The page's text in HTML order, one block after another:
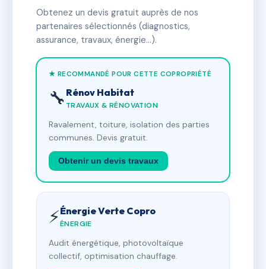
Obtenez un devis gratuit auprès de nos
partenaires sélectionnés (diagnostics,
assurance, travaux, énergie…).
★ RECOMMANDÉ POUR CETTE COPROPRIÉTÉ
🔧 Rénov Habitat
TRAVAUX & RÉNOVATION
Ravalement, toiture, isolation des parties
communes. Devis gratuit.
Obtenir un devis travaux
⚡Énergie Verte Copro
ÉNERGIE
Audit énergétique, photovoltaïque
collectif, optimisation chauffage.